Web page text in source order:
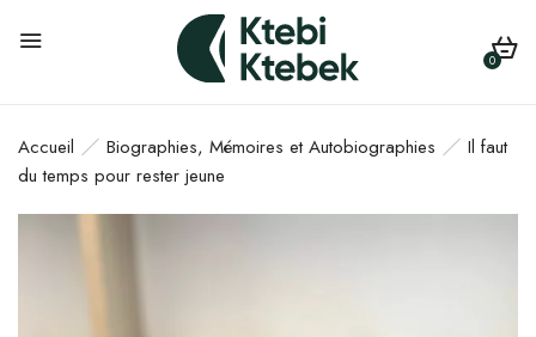
0
Accueil Biographies, Mémoires et Autobiographies
Il faut
du temps pour rester jeune